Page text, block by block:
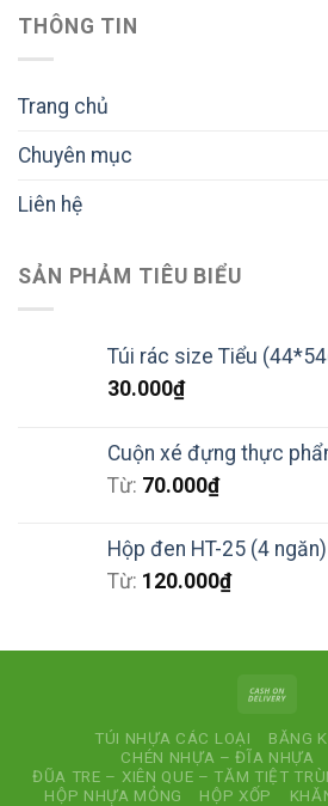
THÔNG TIN
Trang chủ
Chuyên mục
Liên hệ
SẢN PHẢM TIÊU BIỂU
Túi rác size Tiểu
30.000₫
Cuộn xé đựng thực
Từ: 70.000₫
Hộp đen HT-25 (4 ngăn)
Từ: 120.000₫
TÚI NHỰA CÁC LOẠI BĂNG
CHÉN NHỰA – ĐĨA NHỰA
ĐŨA TRE – XIÊN QUE – TĂM TIỆT
HỘP NHỰA MỎNG
HỘP XỐP